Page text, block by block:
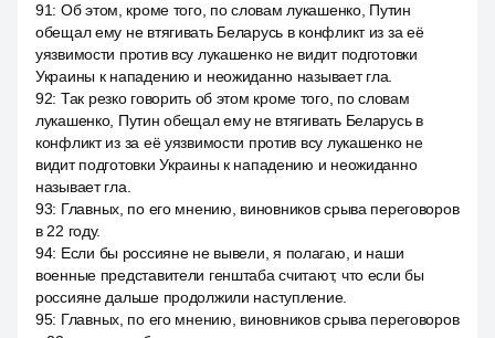
91: Об этом, кроме того, по словам лукашенко, Путин
обещал ему не втягивать Беларусь в конфликт из за её
уязвимости против всу лукашенко не видит подготовки
Украины к нападению и неожиданно называет гла.
92: Так резко говорить об этом кроме того, по словам
лукашенко, Путин обещал ему не втягивать Беларусь в
конфликт из за её уязвимости против всу лукашенко не
видит подготовки Украины к нападению и неожиданно
называет гла.
93: Главных, по его мнению, виновников срыва переговоров
в 22 году.
94: Если бы россияне не вывели, я полагаю, и наши
военные представители генштаба считают, что если бы
россияне дальше продолжили наступление.
95: Главных, по его мнению, виновников срыва переговоров